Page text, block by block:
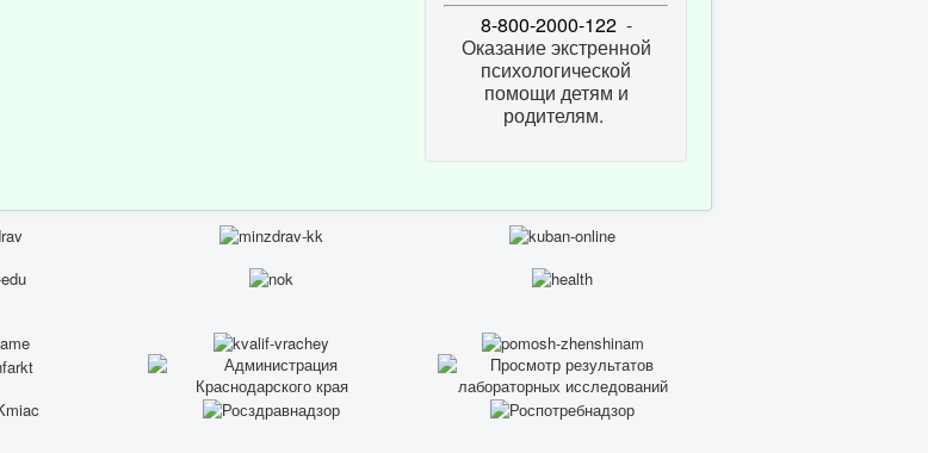
8-800-2000-122-
Оказание экстренной
психологической
помощи детям и
родителям.